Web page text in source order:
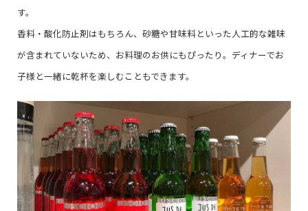
す。
香料・酸化防止剤はもちろん、砂糖や甘味料といった人工的な雑味
が含まれていないため、お料理のお供にもぴったり。ディナーでお
子様と一緒に乾杯を楽しむこともできます。